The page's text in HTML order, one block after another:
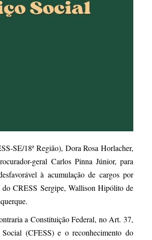
SE/18ª Região), Dora Rosa Horlacher,
geral Carlos Pinna Júnior, para
à acumulação de cargos por
do CRESS Sergipe, Wallison Hipólito de
a Constituição Federal, no Art. 37,
(CFESS) e o reconhecimento do